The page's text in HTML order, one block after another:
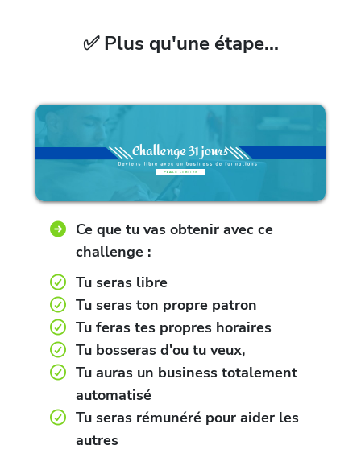
✅ Plus qu'une étape...
Ce que tu vas obtenir avec ce
challenge :
Tu seras libre
Tu seras ton propre patron
Tu feras tes propres horaires
Tu bosseras d'ou tu veux,
Tu auras un business totalement
automatisé
Tu seras rémunéré pour aider les
autres